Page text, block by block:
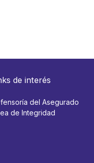
de interés
del Asegurado
de Integridad